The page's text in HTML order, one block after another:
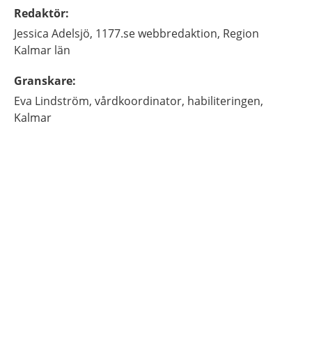
Redaktör:
Jessica Adelsjö, 1177.se webbredaktion, Region
Kalmar län
Granskare:
Eva Lindström, vårdkoordinator, habiliteringen,
Kalmar